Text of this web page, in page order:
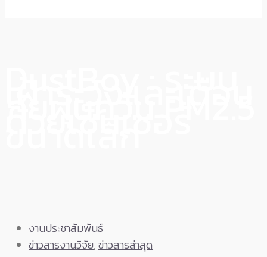
งานประชาสัมพันธ์
ข่าวสารงานวิจัย,ข่าวสารล่าสุด